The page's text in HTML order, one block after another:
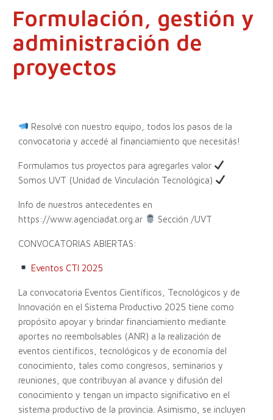
Formulación, gestión y
administración de
proyectos
Resolvé con nuestro equipo, todos los pasos de la
convocatoria y accedé al financiamiento que necesitás!
Formulamos tus proyectos para agregarles valor
Somos UVT (Unidad de Vinculación Tecnológica)
Info de nuestros antecedentes en
https://www.agenciadat.org.ar
Sección /UVT
CONVOCATORIAS ABIERTAS:
Eventos CTI 2025
La convocatoria Eventos Científicos, Tecnológicos y de
Innovación en el Sistema Productivo 2025 tiene como
propósito apoyar y brindar financiamiento mediante
aportes no reembolsables (ANR) a la realización de
eventos científicos, tecnológicos y de economía del
conocimiento, tales como congresos, seminarios y
reuniones, que contribuyan al avance y difusión del
conocimiento y tengan un impacto significativo en el
sistema productivo de la provincia. Asimismo, se incluyen